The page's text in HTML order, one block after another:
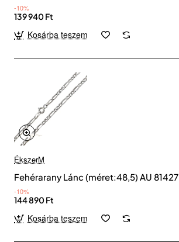
-10%
139 940 Ft
Kosárba teszem
ÉkszerM
Fehérarany Lánc (méret:48,5) AU 81427
-10%
144 890 Ft
Kosárba teszem